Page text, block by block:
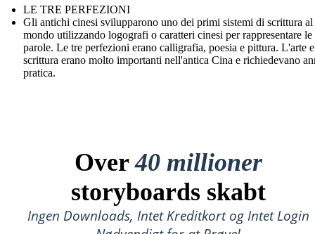
LE TRE PERFEZIONI
Gli antichi cinesi svilupparono uno dei primi sistemi di scrittura al
mondo utilizzando logografi o caratteri cinesi per rappresentare le
parole. Le tre perfezioni erano calligrafia, poesia e pittura. L'arte
scrittura erano molto importanti nell'antica Cina e richiedevano
pratica.
Over40 millioner
storyboards skabt
Ingen Downloads, Intet Kreditkort og Intet Login